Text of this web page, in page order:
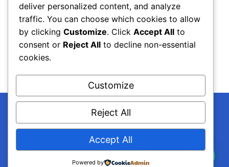
Horarios
8:00 am – 5:00 pm
© 2026 Entech Services Perú
deliver personalized content, and analyze
traffic. You can choose which cookies to allow
by clicking Customize. Click Accept All to
consent or Reject All to decline non-essential
cookies.
Customize
Reject All
Accept All
Powered by